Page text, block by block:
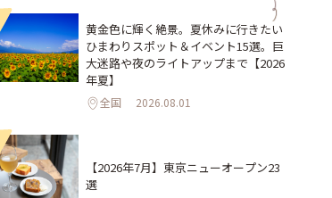
黄金色に輝く絶景。夏休みに行きたい
ひまわりスポット＆イベント15選。巨
大迷路や夜のライトアップまで【2026
年夏】
全国 2026.08.01
【2026年7月】東京ニューオープン23
選